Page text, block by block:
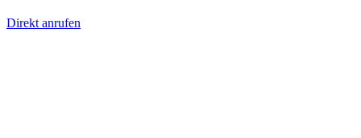
Direkt anrufen